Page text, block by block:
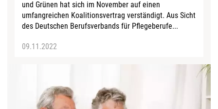
und Grünen hat sich im November auf einen
umfangreichen Koalitionsvertrag verständigt. Aus Sicht
des Deutschen Berufsverbands für Pflegeberufe...
09.11.2022